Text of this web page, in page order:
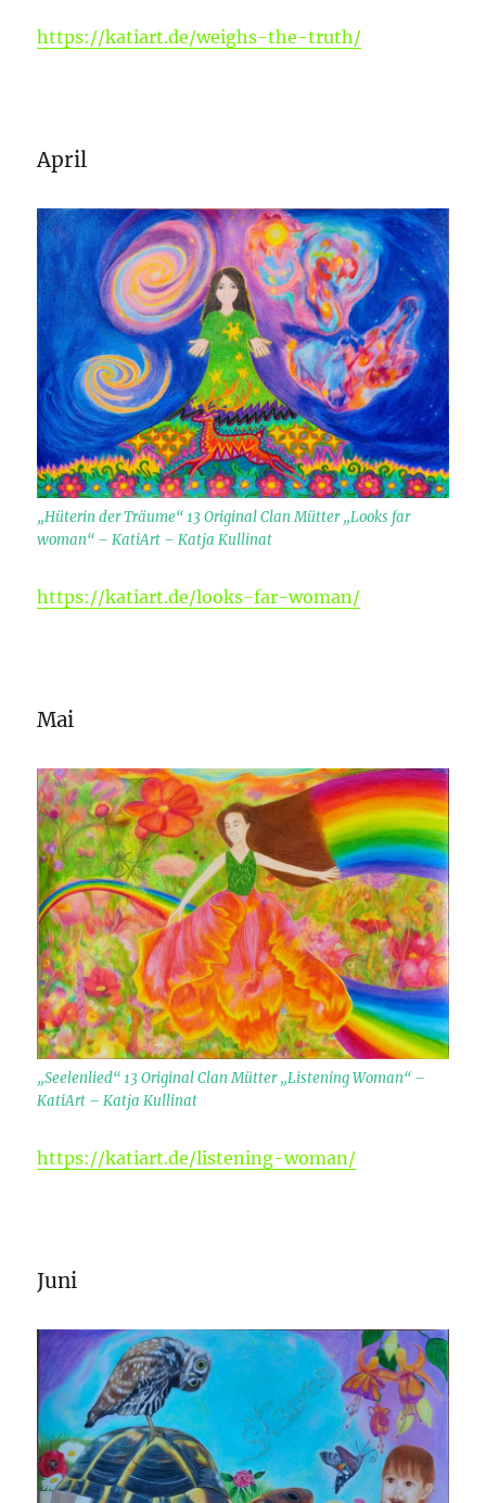
https://katiart.de/weighs-the-truth/
April
„Hüterin der Träume“ 13 Original Clan Mütter „Looks far
woman“ – KatiArt – Katja Kullinat
https://katiart.de/looks-far-woman/
Mai
„Seelenlied“ 13 Original Clan Mütter „Listening Woman“ –
KatiArt – Katja Kullinat
https://katiart.de/listening-woman/
Juni